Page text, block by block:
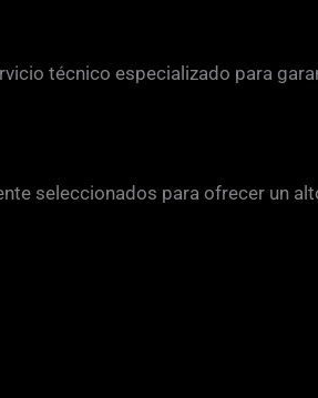
técnico especializado para
seleccionados para ofrecer un